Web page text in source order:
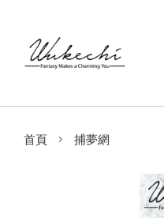
首頁 › 捕夢網